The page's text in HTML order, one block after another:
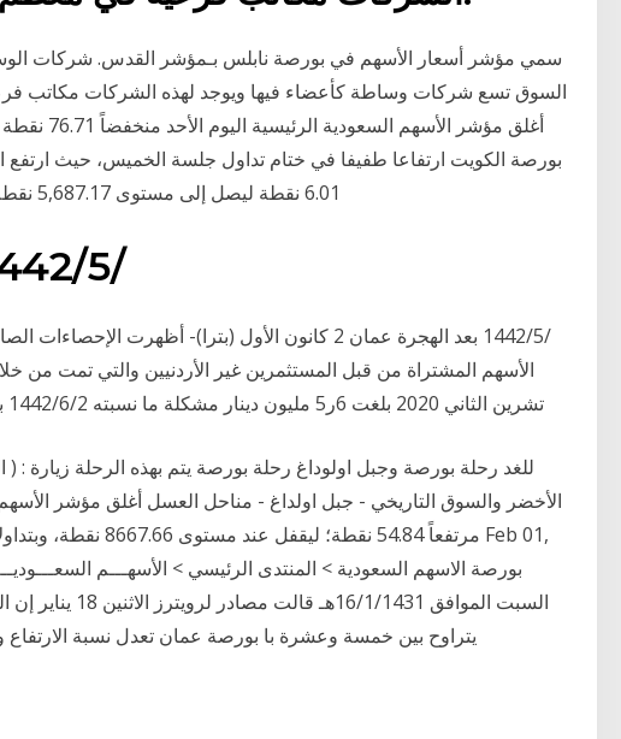
سمي مؤشر أسعار الأسهم في بورصة نابلس بـمؤشر القدس. شركات
السوق تسع شركات وساطة كأعضاء فيها ويوجد لهذه الشركات مكاتب
بورصة الكويت ارتفاعا طفيفا في ختام تداول جلسة الخميس، حيث ارتفع
6.01 نقطة ليصل إلى مستوى 5,687.17 نقطة، وبحجم تداول يصل إلى أكثر من
29‏‏/5‏‏/1442 بعد الهجرة
الأسهم المشتراة من قبل المستثمرين غير الأردنيين والتي تمت من
تشرين الثاني 2020 بلغت 6ر5 مليون دينار مشكلة ما نسبته 2‏‏/6‏‏/1442 بعد الهجرة 26‏‏/5‏‏/1442 بعد الهجرة
للغد رحلة بورصة وجبل اولوداغ رحلة بورصة يتم بهذه الرحلة زيارة : (
الأخضر والسوق التاريخي - جبل اولداغ - مناحل العسل أغلق مؤشر الأسهم
السبت الموافق 16/1/
يتراوح بين خمسة وعشرة با بورصة عمان تعدل نسبة الارتفاع